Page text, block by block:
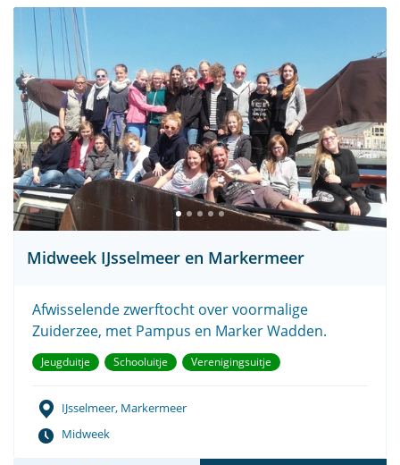
Midweek IJsselmeer en Markermeer
Afwisselende zwerftocht over voormalige
Zuiderzee, met Pampus en Marker Wadden.
Jeugduitje Schooluitje Verenigingsuitje
IJsselmeer, Markermeer
Midweek